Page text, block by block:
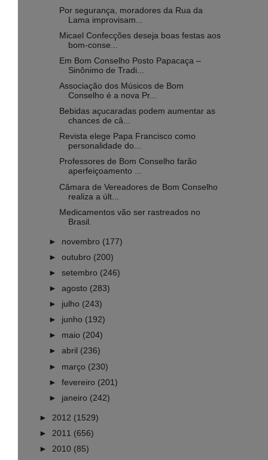
Por segurança, moradores da Rua da
Lama improvisam...
Micael Confecções deseja boas festas aos
bom-conse...
Em Bom Conselho Posto Papacaça –
Sinônimo de Tradi...
Associação dos Músicos de Bom
Conselho é a nova Pr...
Bebidas açucaradas podem aumentar as
chances de câ...
Revista elege Papa Francisco como
personalidade do...
Professores de Bom Conselho farão
aperfeiçoamento ...
Câmara de Vereadores de Bom Conselho
realiza a últ...
Medicamentos vão ser rastreados no
Brasil.
► novembro (177)
►outubro (200)
►setembro (246)
►agosto (283)
► julho (243)
► junho (192)
► maio (204)
►abril (236)
► março (230)
►fevereiro (201)
► janeiro (242)
► 2012 (1529)
► 2011 (656)
► 2010 (85)